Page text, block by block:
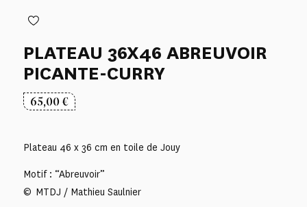
PLATEAU 36X46 ABREUVOIR
PICANTE-CURRY
65,00€
Plateau 46 x 36 cm en toile de Jouy
Motif : “Abreuvoir”
© MTDJ / Mathieu Saulnier